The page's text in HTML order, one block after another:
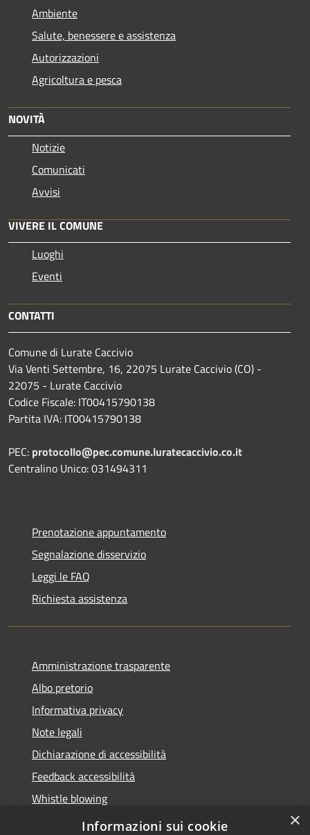
Ambiente
Salute, benessere e assistenza
Autorizzazioni
Agricoltura e pesca
NOVITÀ
Notizie
Comunicati
Avvisi
VIVERE IL COMUNE
Luoghi
Eventi
CONTATTI
Comune di Lurate Caccivio
Via Venti Settembre, 16, 22075 Lurate Caccivio (CO) -
22075 - Lurate Caccivio
Codice Fiscale: IT00415790138
Partita IVA: IT00415790138
PEC: protocollo@pec.comune.luratecaccivio.co.it
Centralino Unico: 031494311
Prenotazione appuntamento
Segnalazione disservizio
Leggi le FAQ
Richiesta assistenza
Amministrazione trasparente
Albo pretorio
Informativa privacy
Note legali
Dichiarazione di accessibilità
Feedback accessibilità
Whistle blowing
Titolare potere sostitutivo
×
Informazioni sui cookie